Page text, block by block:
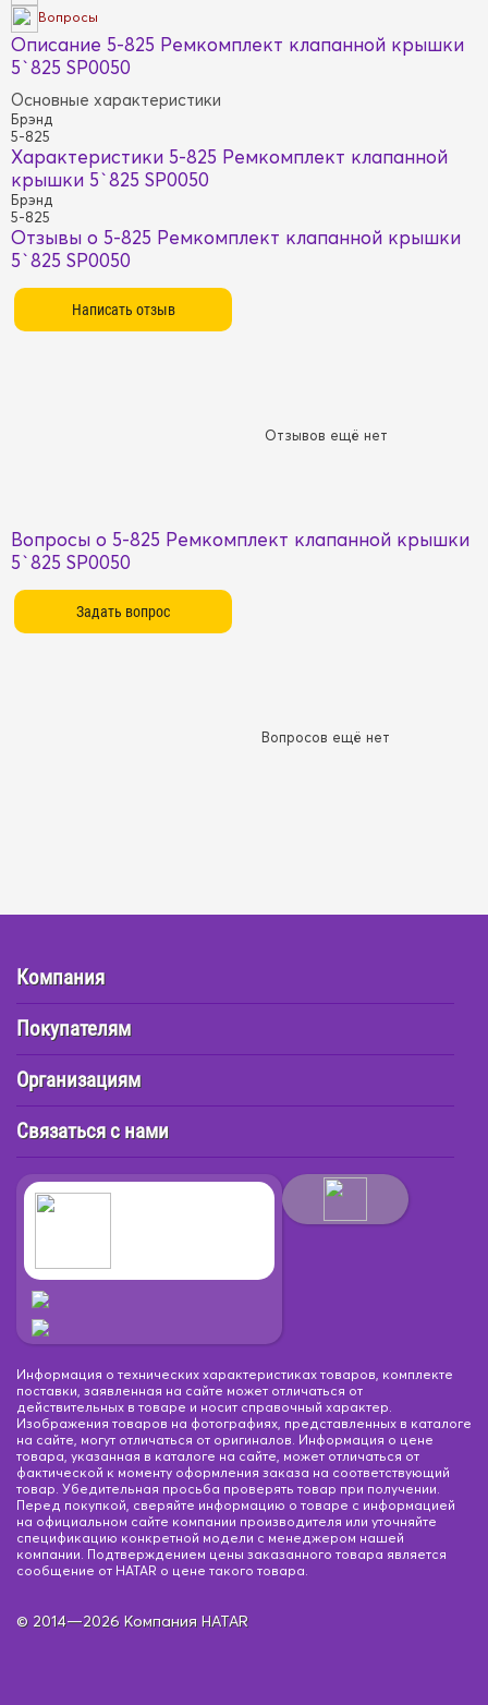
Вопросы
Описание 5-825 Ремкомплект клапанной крышки
5`825 SP0050
Основные характеристики
Брэнд
5-825
Характеристики 5-825 Ремкомплект клапанной
крышки 5`825 SP0050
Брэнд
5-825
Отзывы о 5-825 Ремкомплект клапанной крышки
5`825 SP0050
Отзывов ещё нет
Вопросы о 5-825 Ремкомплект клапанной крышки
5`825 SP0050
Вопросов ещё нет
Компания
Покупателям
Организациям
Связаться с нами
Информация о технических характеристиках товаров, комплекте
поставки, заявленная на сайте может отличаться от
действительных в товаре и носит справочный характер.
Изображения товаров на фотографиях, представленных в каталоге
на сайте, могут отличаться от оригиналов. Информация о цене
товара, указанная в каталоге на сайте, может отличаться от
фактической к моменту оформления заказа на соответствующий
товар. Убедительная просьба проверять товар при получении.
Перед покупкой, сверяйте информацию о товаре с информацией
на официальном сайте компании производителя или уточняйте
спецификацию конкретной модели с менеджером нашей
компании. Подтверждением цены заказанного товара является
сообщение от HATAR о цене такого товара.
© 2014—2026 Компания HATAR